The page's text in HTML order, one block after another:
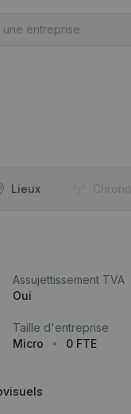
Lieux
Assujettissement TVA
Oui
Taille d'entreprise
Micro
0 FTE